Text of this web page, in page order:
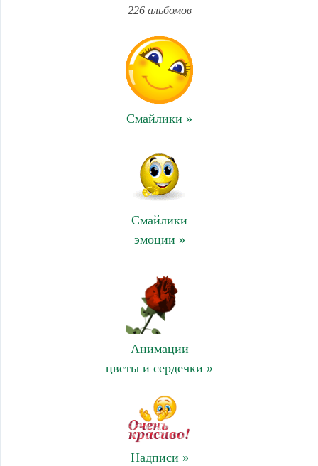
226 альбомов
Смайлики »
Смайлики
эмоции »
Анимации
цветы и сердечки »
Надписи »